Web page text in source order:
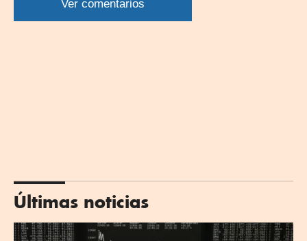
WhatsApp
TwitterFacebookLinkedin
Ver comentarios
Últimas noticias